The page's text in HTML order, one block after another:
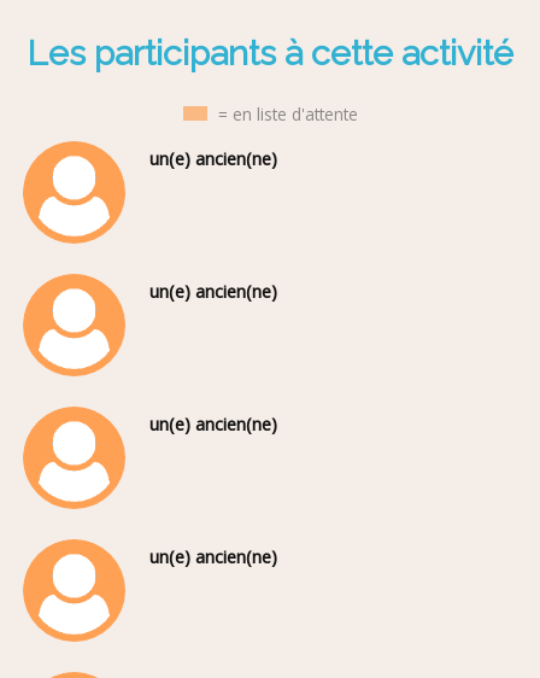
Les participants à cette activité
= en liste d'attente
un(e) ancien(ne)
un(e) ancien(ne)
un(e) ancien(ne)
un(e) ancien(ne)